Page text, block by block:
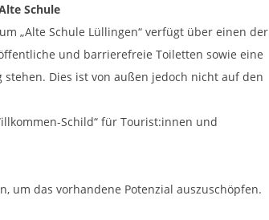
Schule
„Alte Schule Lüllingen“ verfügt über einen der
und barrierefreie Toiletten sowie eine
Dies ist von außen jedoch nicht auf den
Schild“ für Tourist:innen und
um das vorhandene Potenzial auszuschöpfen.